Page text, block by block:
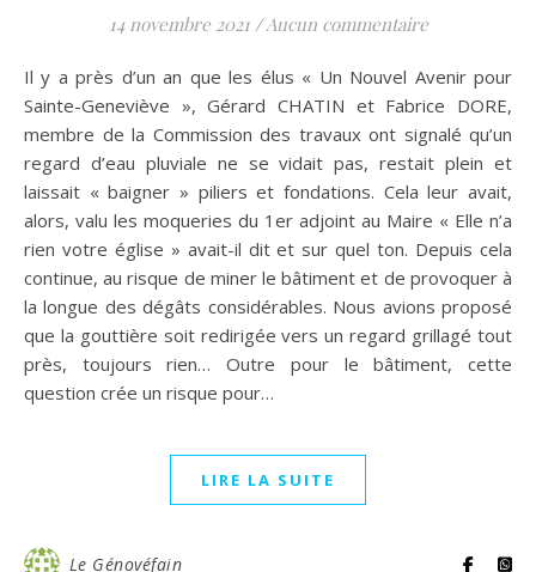
14 novembre 2021 /Aucun commentaire
Il y a près d’un an que les élus « Un Nouvel Avenir pour
Sainte-Geneviève », Gérard CHATIN et Fabrice DORE,
membre de la Commission des travaux ont signalé qu’un
regard d’eau pluviale ne se vidait pas, restait plein et
laissait « baigner » piliers et fondations. Cela leur avait,
alors, valu les moqueries du 1er adjoint au Maire « Elle n’a
rien votre église » avait-il dit et sur quel ton. Depuis cela
continue, au risque de miner le bâtiment et de provoquer à
la longue des dégâts considérables. Nous avions proposé
que la gouttière soit redirigée vers un regard grillagé tout
près, toujours rien… Outre pour le bâtiment, cette
question crée un risque pour…
LIRE LA SUITE
Le Génovéfain